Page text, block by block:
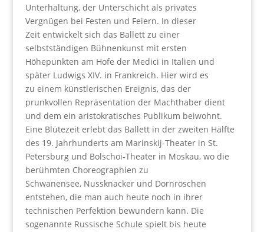
Unterhaltung, der Unterschicht als privates
Vergnügen bei Festen und Feiern. In dieser
Zeit entwickelt sich das Ballett zu einer
selbstständigen Bühnenkunst mit ersten
Höhepunkten am Hofe der Medici in Italien und
später Ludwigs XIV. in Frankreich. Hier wird es
zu einem künstlerischen Ereignis, das der
prunkvollen Repräsentation der Machthaber dient
und dem ein aristokratisches Publikum beiwohnt.
Eine Blütezeit erlebt das Ballett in der zweiten Hälfte
des 19. Jahrhunderts am Marinskij-Theater in St.
Petersburg und Bolschoi-Theater in Moskau, wo die
berühmten Choreographien zu
Schwanensee, Nussknacker und Dornröschen
entstehen, die man auch heute noch in ihrer
technischen Perfektion bewundern kann. Die
sogenannte Russische Schule spielt bis heute